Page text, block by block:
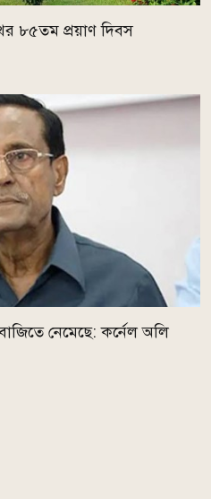
৮৫তম প্রয়াণ দিবস
নেমেছে: কর্নেল অলি